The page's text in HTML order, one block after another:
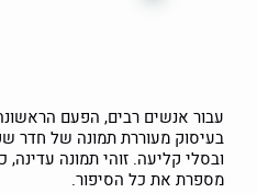
עבור אנשים רבים, הפעם
בעיסוק מעוררת תמונה של חדר
ובסלי קליעה. זוהי תמונה
מספרת את כל הסיפור.